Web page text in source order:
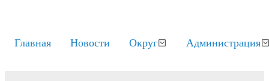
Главная Новости Округ Администрация